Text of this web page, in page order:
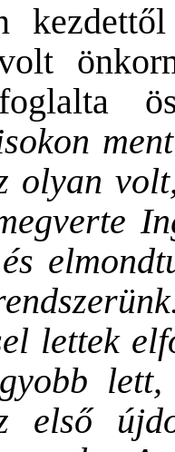
olyan
lettek